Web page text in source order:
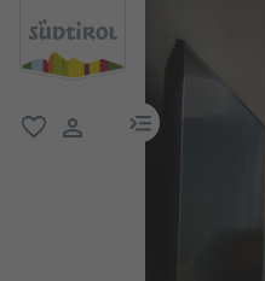
odkaz na menu